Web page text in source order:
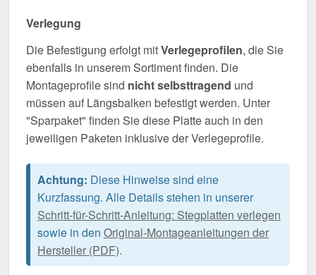
Verlegung
Die Befestigung erfolgt mitVerlegeprofilen, die Sie
ebenfalls in unserem Sortiment finden. Die
Montageprofile sind nicht selbsttragend und
müssen auf Längsbalken befestigt werden. Unter
"Sparpaket" finden Sie diese Platte auch in den
jeweiligen Paketen inklusive der Verlegeprofile.
Achtung: Diese Hinweise sind eine
Kurzfassung. Alle Details stehen in unserer
Schritt-für-Schritt-Anleitung: Stegplatten verlegen
sowie in den Original-Montageanleitungen der
Hersteller (PDF).